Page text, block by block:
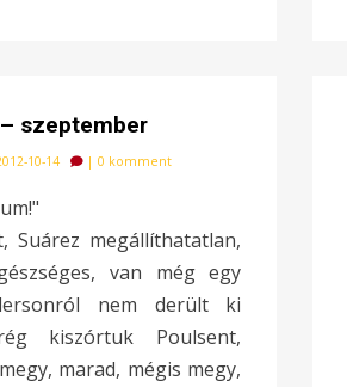
szeptember
10-14 | 0 komment
Suárez megállíthatatlan,
van még egy
nem derült ki
kiszórtuk Poulsent,
marad, mégis megy,